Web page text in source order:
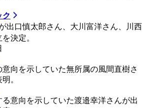
ク
出口慎太郎さん、大川富洋さん、川西
決定。
意向を示していた無所属の風間直樹さ
。
意向を示していた渡邉幸洋さんが出